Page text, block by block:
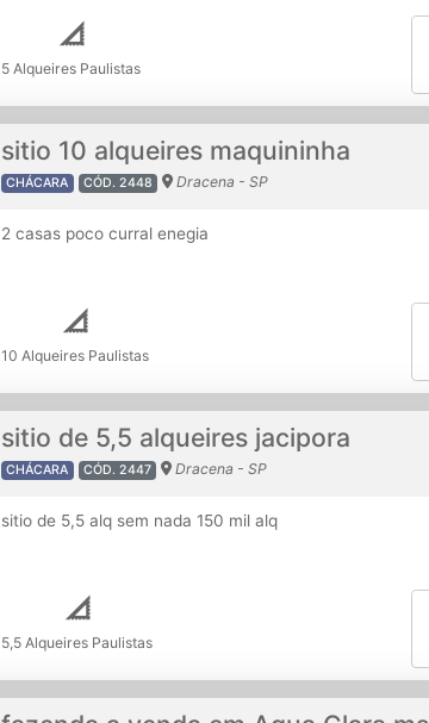
5 Alqueires Paulistas
sitio 10 alqueires maquininha
CHÁCARA CÓD. 2448 Dracena - SP
2 casas poco curral enegia
10 Alqueires Paulistas
sitio de 5,5 alqueires jacipora
CHÁCARA CÓD. 2447 Dracena - SP
sitio de 5,5 alq sem nada 150 mil alq
5,5 Alqueires Paulistas